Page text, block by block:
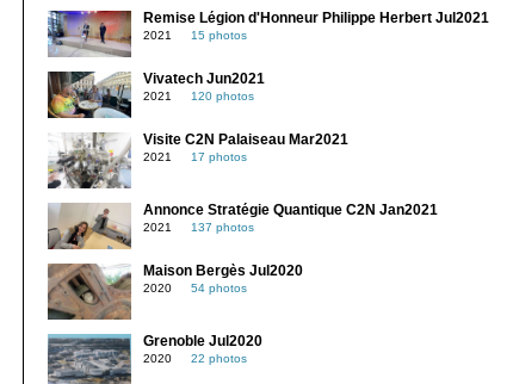
Remise Légion d'Honneur Philippe Herbert Jul2021
2021 15 photos
Vivatech Jun2021
2021 120 photos
Visite C2N Palaiseau Mar2021
2021 17 photos
Annonce Stratégie Quantique C2N Jan2021
2021 137 photos
Maison Bergès Jul2020
2020 54 photos
Grenoble Jul2020
2020 22 photos